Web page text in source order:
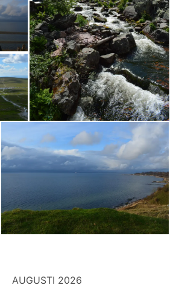
AUGUSTI 2026